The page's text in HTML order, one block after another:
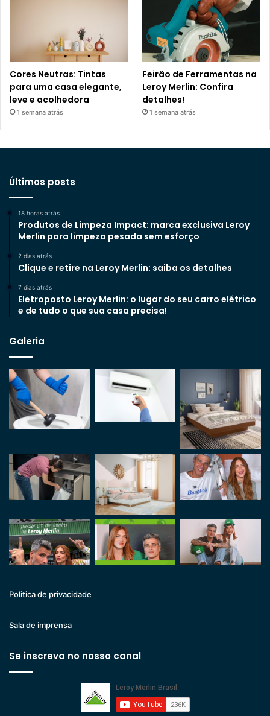
Cores Neutras: Tintas
para uma casa elegante,
leve e acolhedora
1 semana atrás
Feirão de Ferramentas na
Leroy Merlin: Confira
detalhes!
1 semana atrás
Últimos posts
18 horas atrás
Produtos de Limpeza Impact: marca exclusiva Leroy
Merlin para limpeza pesada sem esforço
2 dias atrás
Clique e retire na Leroy Merlin: saiba os detalhes
7 dias atrás
Eletroposto Leroy Merlin: o lugar do seu carro elétrico
e de tudo o que sua casa precisa!
Galeria
Politica de privacidade
Sala de imprensa
Se inscreva no nosso canal